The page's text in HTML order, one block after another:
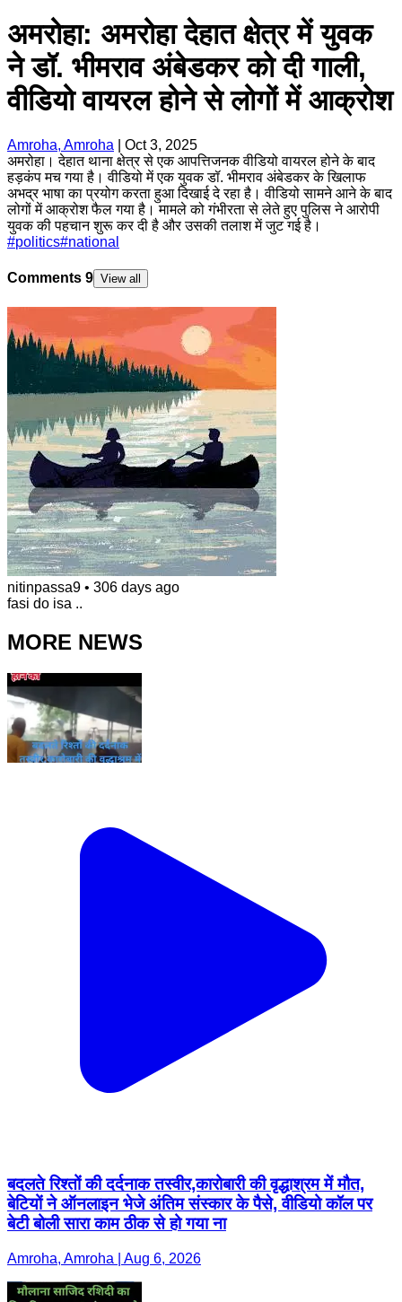
अमरोहा: अमरोहा देहात क्षेत्र में युवक
ने डॉ. भीमराव अंबेडकर को दी गाली,
वीडियो वायरल होने से लोगों में आक्रोश
Amroha, Amroha
Oct 3, 2025
अमरोहा। देहात थाना क्षेत्र से एक आपत्तिजनक वीडियो वायरल होने के बाद
हड़कंप मच गया है। वीडियो में एक युवक डॉ. भीमराव अंबेडकर के खिलाफ
अभद्र भाषा का प्रयोग करता हुआ दिखाई दे रहा है। वीडियो सामने आने के बाद
लोगों में आक्रोश फैल गया है। मामले को गंभीरता से लेते हुए पुलिस ने आरोपी
युवक की पहचान शुरू कर दी है और उसकी तलाश में जुट गई है।
#politics#national
Comments 9 View all
nitinpassa9 • 306 days ago
fasi do isa ..
MORE NEWS
बदलते रिश्तों की दर्दनाक तस्वीर,कारोबारी की वृद्धाश्रम में मौत,
बेटियों ने ऑनलाइन भेजे अंतिम संस्कार के पैसे, वीडियो कॉल पर
बेटी बोली सारा काम ठीक से हो गया ना
Amroha, Amroha | Aug 6, 2026